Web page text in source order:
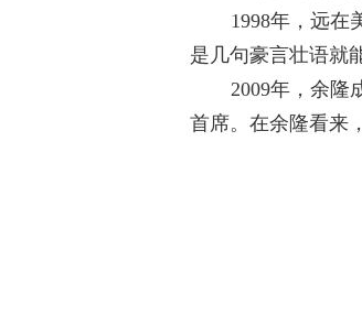
1998年，远在
是几句豪言壮语就
2009年，余隆
首席。在余隆看来